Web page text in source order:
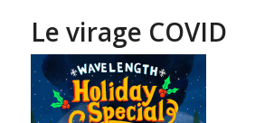
Le virage COVID